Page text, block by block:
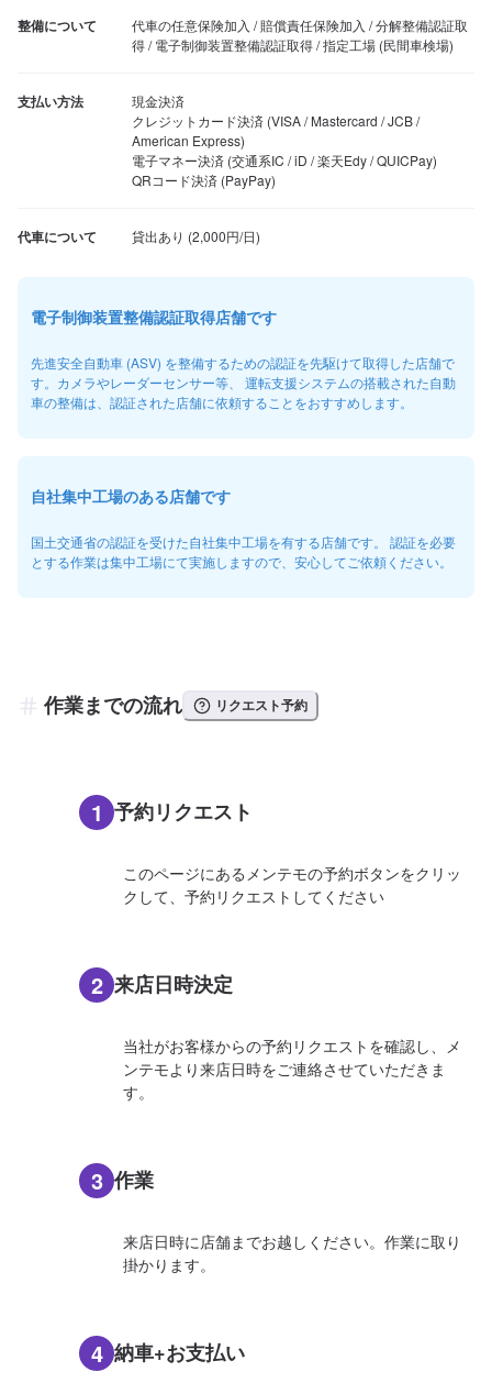
整備について
代車の任意保険加入 / 賠償責任保険加入 / 分解整備認証取
得 / 電子制御装置整備認証取得 / 指定工場 (民間車検場)
支払い方法
現金決済
クレジットカード決済 (VISA / Mastercard / JCB /
American Express)
電子マネー決済 (交通系IC / iD / 楽天Edy / QUICPay)
QRコード決済 (PayPay)
代車について
電子制御装置整備認証取得店舗です
先進安全自動車 (ASV) を整備するための認証を先駆けて取得した店舗で
す。カメラやレーダーセンサー等、 運転支援システムの搭載された自動
車の整備は、認証された店舗に依頼することをおすすめします。
自社集中工場のある店舗です
国土交通省の認証を受けた自社集中工場を有する店舗です。 認証を必要
とする作業は集中工場にて実施しますので、安心してご依頼ください。
作業までの流れ リクエスト予約
1 予約リクエスト
このページにあるメンテモの予約ボタンをクリッ
クして、予約リクエストしてください
2 来店日時決定
当社がお客様からの予約リクエストを確認し、メ
ンテモより来店日時をご連絡させていただきま
す。
3 作業
来店日時に店舗までお越しください。作業に取り
掛かります。
4 納車+お支払い